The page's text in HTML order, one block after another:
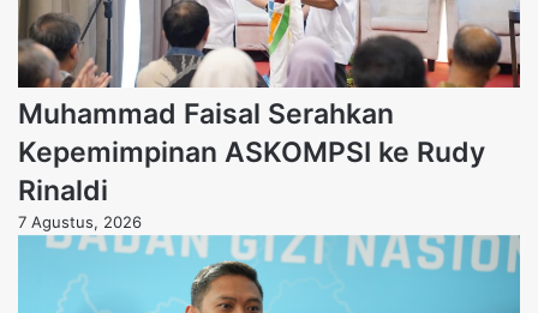
Muhammad Faisal Serahkan
Kepemimpinan ASKOMPSI ke Rudy
Rinaldi
7 Agustus, 2026